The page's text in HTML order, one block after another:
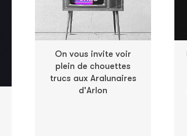
On vous invite voir
plein de chouettes
trucs aux Aralunaires
d'Arlon